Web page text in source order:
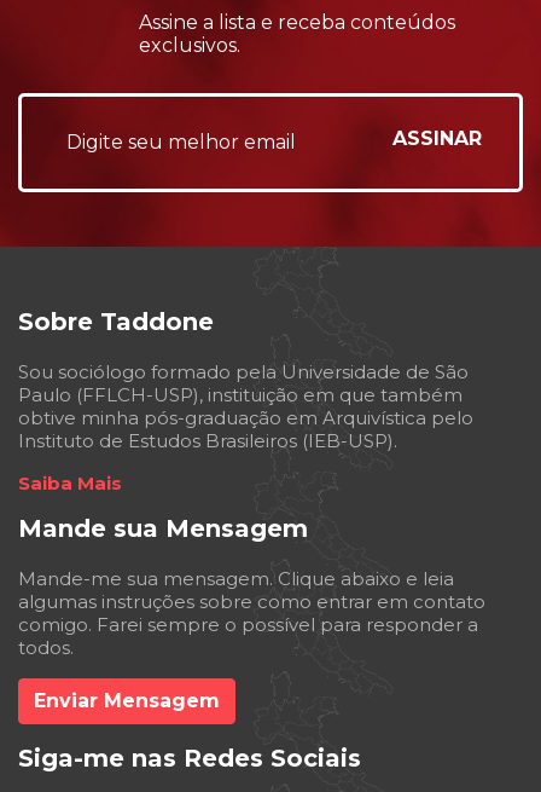
Assine a lista e receba conteúdos
exclusivos.
Sobre Taddone
Sou sociólogo formado pela Universidade de São
Paulo (FFLCH-USP), instituição em que também
obtive minha pós-graduação em Arquivística pelo
Instituto de Estudos Brasileiros (IEB-USP).
Saiba Mais
Mande sua Mensagem
Mande-me sua mensagem. Clique abaixo e leia
algumas instruções sobre como entrar em contato
comigo. Farei sempre o possível para responder a
todos.
Enviar Mensagem
Siga-me nas Redes Sociais